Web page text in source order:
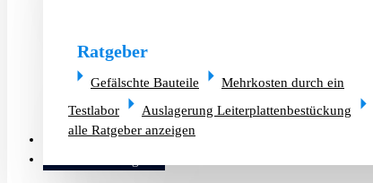
Ratgeber
Gefälschte Bauteile
Mehrkosten durch ein
Testlabor
Auslagerung Leiterplattenbestückung
alle Ratgeber anzeigen
Altlager verkaufen